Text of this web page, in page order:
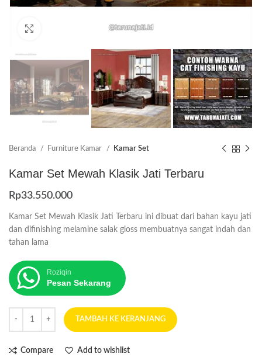
Beranda Furniture Kamar Kamar Set
Kamar Set Mewah Klasik Jati Terbaru
Rp33.550.000
Kamar Set Mewah Klasik Jati Terbaru ini dibuat dari bahan kayu jati
dan difinishing melamine salak gloss membuatnya sangat indah dan
tahan lama
Roziqin
Pesan Sekarang
TAMBAH KE KERANJANG
Compare Add to wishlist